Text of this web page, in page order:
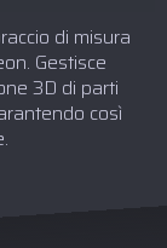
di misura
Gestisce
3D di parti
così